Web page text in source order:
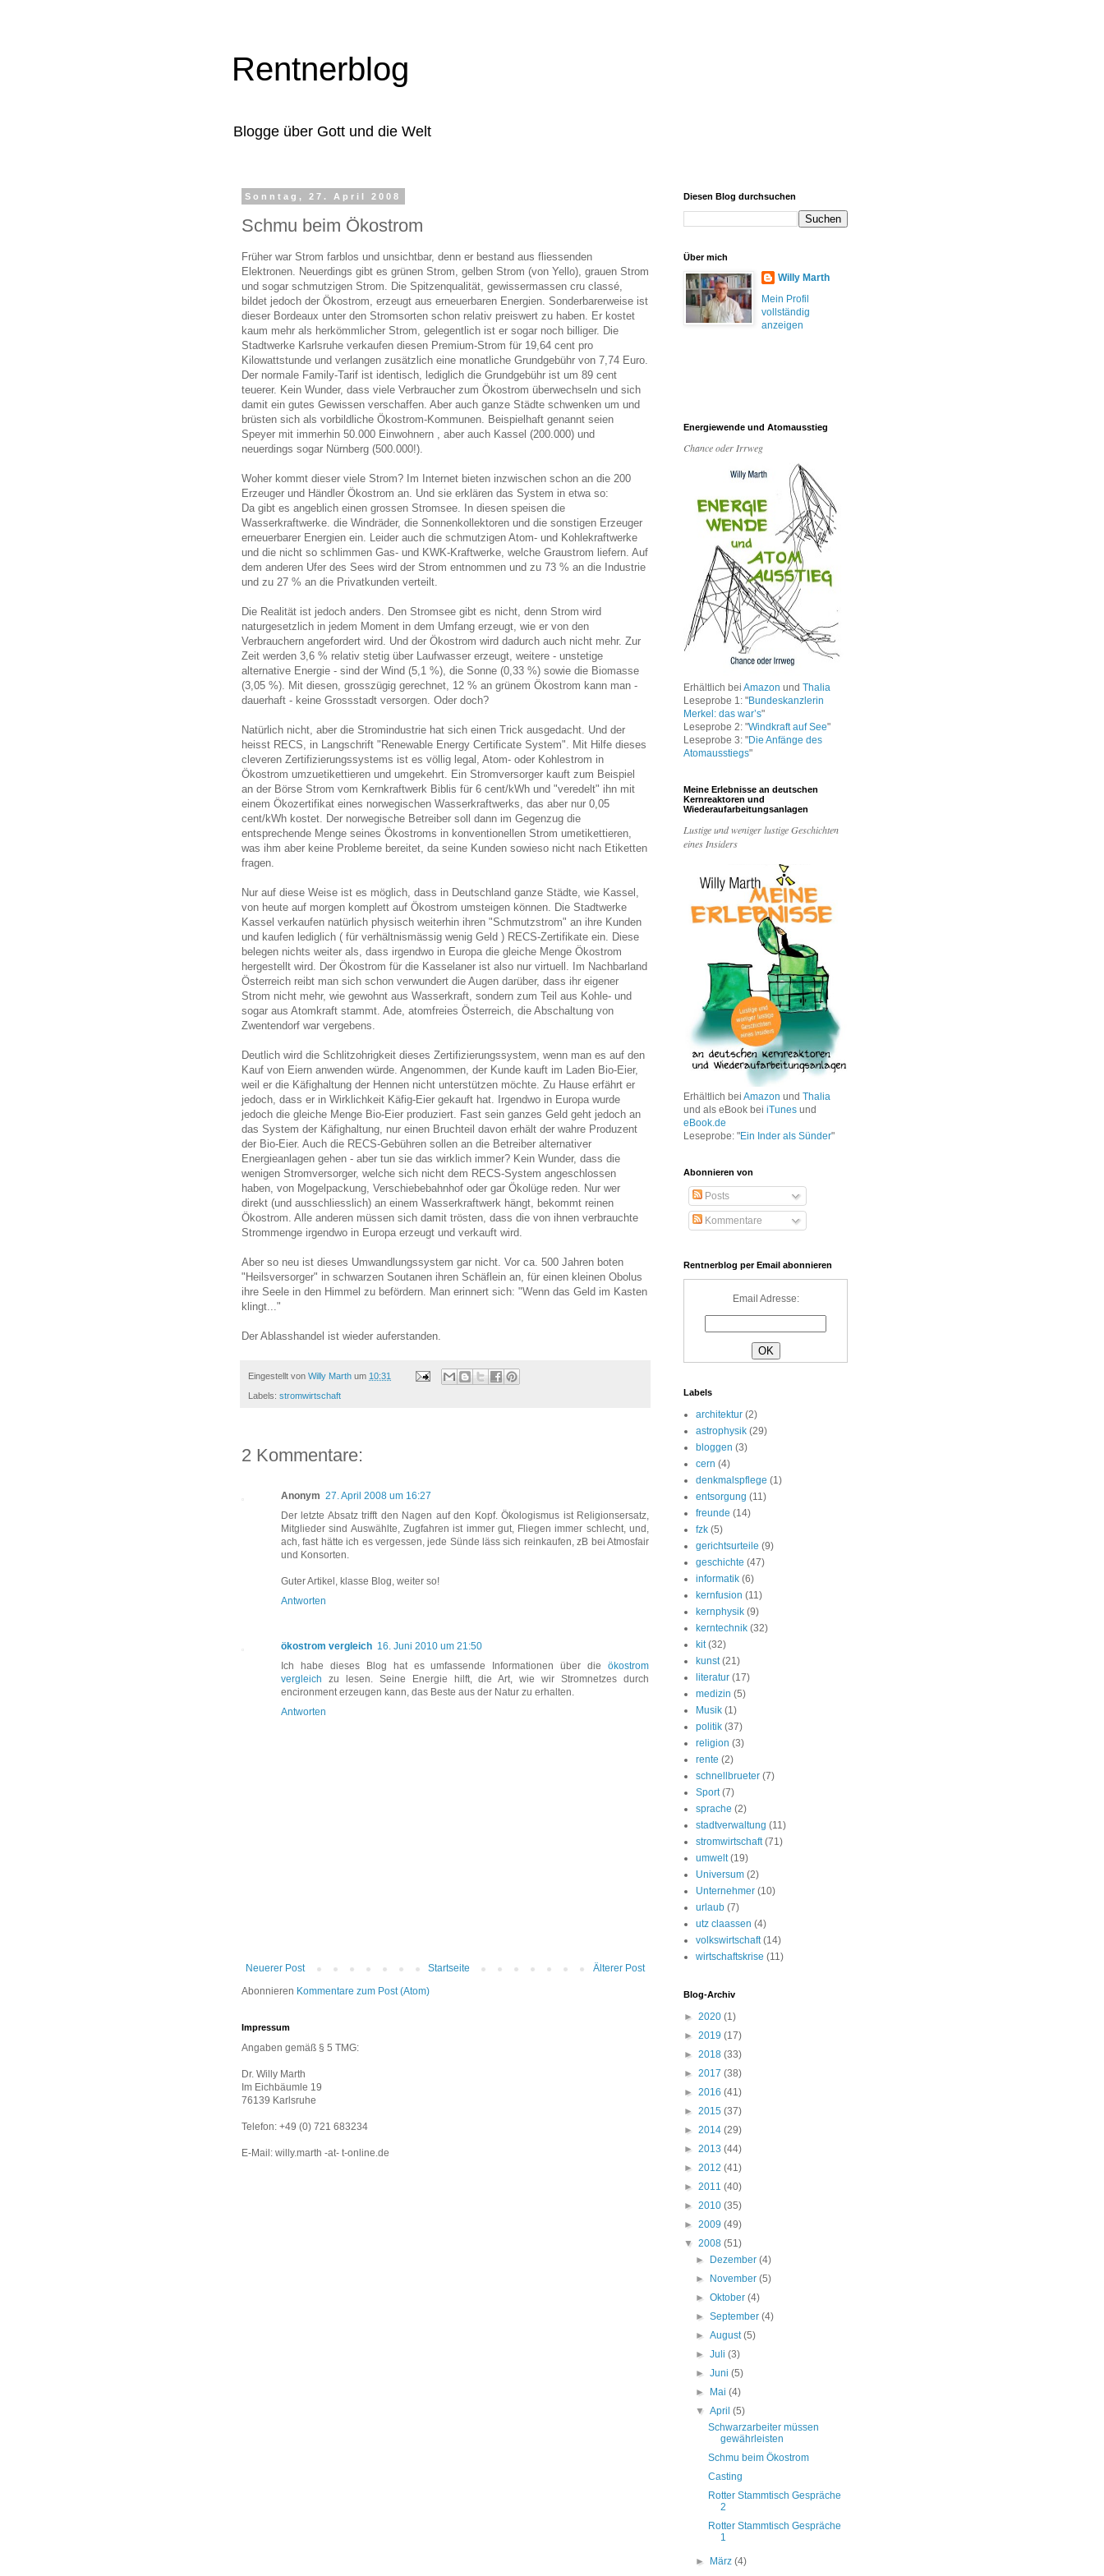
Rentnerblog
Blogge über Gott und die Welt
Sonntag, 27. April 2008
Schmu beim Ökostrom
Früher war Strom farblos und unsichtbar, denn er bestand aus fliessenden
Elektronen. Neuerdings gibt es grünen Strom, gelben Strom (von Yello), grauen Strom
und sogar schmutzigen Strom. Die Spitzenqualität, gewissermassen cru classé,
bildet jedoch der Ökostrom, erzeugt aus erneuerbaren Energien. Sonderbarerweise ist
dieser Bordeaux unter den Stromsorten schon relativ preiswert zu haben. Er kostet
kaum mehr als herkömmlicher Strom, gelegentlich ist er sogar noch billiger. Die
Stadtwerke Karlsruhe verkaufen diesen Premium-Strom für 19,64 cent pro
Kilowattstunde und verlangen zusätzlich eine monatliche Grundgebühr von 7,74 Euro.
Der normale Family-Tarif ist identisch, lediglich die Grundgebühr ist um 89 cent
teuerer. Kein Wunder, dass viele Verbraucher zum Ökostrom überwechseln und sich
damit ein gutes Gewissen verschaffen. Aber auch ganze Städte schwenken um und
brüsten sich als vorbildliche Ökostrom-Kommunen. Beispielhaft genannt seien
Speyer mit immerhin 50.000 Einwohnern , aber auch Kassel (200.000) und
neuerdings sogar Nürnberg (500.000!).
Woher kommt dieser viele Strom? Im Internet bieten inzwischen schon an die 200
Erzeuger und Händler Ökostrom an. Und sie erklären das System in etwa so:
Da gibt es angeblich einen grossen Stromsee. In diesen speisen die
Wasserkraftwerke. die Windräder, die Sonnenkollektoren und die sonstigen Erzeuger
erneuerbarer Energien ein. Leider auch die schmutzigen Atom- und Kohlekraftwerke
und die nicht so schlimmen Gas- und KWK-Kraftwerke, welche Graustrom liefern. Auf
dem anderen Ufer des Sees wird der Strom entnommen und zu 73 % an die Industrie
und zu 27 % an die Privatkunden verteilt.
Die Realität ist jedoch anders. Den Stromsee gibt es nicht, denn Strom wird
naturgesetzlich in jedem Moment in dem Umfang erzeugt, wie er von den
Verbrauchern angefordert wird. Und der Ökostrom wird dadurch auch nicht mehr. Zur
Zeit werden 3,6 % relativ stetig über Laufwasser erzeugt, weitere - unstetige
alternative Energie - sind der Wind (5,1 %), die Sonne (0,33 %) sowie die Biomasse
(3,05 %). Mit diesen, grosszügig gerechnet, 12 % an grünem Ökostrom kann man -
dauerhaft - keine Grossstadt versorgen. Oder doch?
Natürlich nicht, aber die Stromindustrie hat sich einen Trick ausgedacht. Und der
heisst RECS, in Langschrift "Renewable Energy Certificate System". Mit Hilfe dieses
cleveren Zertifizierungssystems ist es völlig legal, Atom- oder Kohlestrom in
Ökostrom umzuetikettieren und umgekehrt. Ein Stromversorger kauft zum Beispiel
an der Börse Strom vom Kernkraftwerk Biblis für 6 cent/kWh und "veredelt" ihn mit
einem Ökozertifikat eines norwegischen Wasserkraftwerks, das aber nur 0,05
cent/kWh kostet. Der norwegische Betreiber soll dann im Gegenzug die
entsprechende Menge seines Ökostroms in konventionellen Strom umetikettieren,
was ihm aber keine Probleme bereitet, da seine Kunden sowieso nicht nach Etiketten
fragen.
Nur auf diese Weise ist es möglich, dass in Deutschland ganze Städte, wie Kassel,
von heute auf morgen komplett auf Ökostrom umsteigen können. Die Stadtwerke
Kassel verkaufen natürlich physisch weiterhin ihren "Schmutzstrom" an ihre Kunden
und kaufen lediglich ( für verhältnismässig wenig Geld ) RECS-Zertifikate ein. Diese
belegen nichts weiter als, dass irgendwo in Europa die gleiche Menge Ökostrom
hergestellt wird. Der Ökostrom für die Kasselaner ist also nur virtuell. Im Nachbarland
Österreich reibt man sich schon verwundert die Augen darüber, dass ihr eigener
Strom nicht mehr, wie gewohnt aus Wasserkraft, sondern zum Teil aus Kohle- und
sogar aus Atomkraft stammt. Ade, atomfreies Österreich, die Abschaltung von
Zwentendorf war vergebens.
Deutlich wird die Schlitzohrigkeit dieses Zertifizierungssystem, wenn man es auf den
Kauf von Eiern anwenden würde. Angenommen, der Kunde kauft im Laden Bio-Eier,
weil er die Käfighaltung der Hennen nicht unterstützen möchte. Zu Hause erfährt er
jedoch, dass er in Wirklichkeit Käfig-Eier gekauft hat. Irgendwo in Europa wurde
jedoch die gleiche Menge Bio-Eier produziert. Fast sein ganzes Geld geht jedoch an
das System der Käfighaltung, nur einen Bruchteil davon erhält der wahre Produzent
der Bio-Eier. Auch die RECS-Gebühren sollen an die Betreiber alternativer
Energieanlagen gehen - aber tun sie das wirklich immer? Kein Wunder, dass die
wenigen Stromversorger, welche sich nicht dem RECS-System angeschlossen
haben, von Mogelpackung, Verschiebebahnhof oder gar Ökolüge reden. Nur wer
direkt (und ausschliesslich) an einem Wasserkraftwerk hängt, bekommt reinen
Ökostrom. Alle anderen müssen sich damit trösten, dass die von ihnen verbrauchte
Strommenge irgendwo in Europa erzeugt und verkauft wird.
Aber so neu ist dieses Umwandlungssystem gar nicht. Vor ca. 500 Jahren boten
"Heilsversorger" in schwarzen Soutanen ihren Schäflein an, für einen kleinen Obolus
ihre Seele in den Himmel zu befördern. Man erinnert sich: "Wenn das Geld im Kasten
klingt..."
Der Ablasshandel ist wieder auferstanden.
Eingestellt von Willy Marth um 10:31
Labels: stromwirtschaft
2 Kommentare:
Anonym 27. April 2008 um 16:27
Der letzte Absatz trifft den Nagen auf den Kopf. Ökologismus ist Religionsersatz,
Mitglieder sind Auswählte, Zugfahren ist immer gut, Fliegen immer schlecht, und,
ach, fast hätte ich es vergessen, jede Sünde läss sich reinkaufen, zB bei Atmosfair
und Konsorten.
Guter Artikel, klasse Blog, weiter so!
Antworten
ökostrom vergleich 16. Juni 2010 um 21:50
Ich habe dieses Blog hat es umfassende Informationen über die ökostrom
vergleich zu lesen. Seine Energie hilft, die Art, wie wir Stromnetzes durch
encironment erzeugen kann, das Beste aus der Natur zu erhalten.
Antworten
Neuerer Post Älterer Post
Startseite
Abonnieren Kommentare zum Post (Atom)
Impressum
Angaben gemäß § 5 TMG:
Dr. Willy Marth
Im Eichbäumle 19
76139 Karlsruhe
Telefon: +49 (0) 721 683234
E-Mail: willy.marth -at- t-online.de
Diesen Blog durchsuchen
Über mich
Willy Marth
Mein Profil
vollständig
anzeigen
Energiewende und Atomausstieg
Chance oder Irrweg
Erhältlich bei Amazon und Thalia
Leseprobe 1: "Bundeskanzlerin
Merkel: das war’s"
Leseprobe 2: "Windkraft auf See"
Leseprobe 3: "Die Anfänge des
Atomausstiegs"
Meine Erlebnisse an deutschen
Kernreaktoren und
Wiederaufarbeitungsanlagen
Lustige und weniger lustige Geschichten
eines Insiders
Erhältlich bei Amazon und Thalia
und als eBook bei iTunes und
eBook.de
Leseprobe: "Ein Inder als Sünder"
Abonnieren von
Posts
Kommentare
Rentnerblog per Email abonnieren
Email Adresse:
Labels
architektur (2)
astrophysik (29)
bloggen (3)
cern (4)
denkmalspflege (1)
entsorgung (11)
freunde (14)
fzk (5)
gerichtsurteile (9)
geschichte (47)
informatik (6)
kernfusion (11)
kernphysik (9)
kerntechnik (32)
kit (32)
kunst (21)
literatur (17)
medizin (5)
Musik (1)
politik (37)
religion (3)
rente (2)
schnellbrueter (7)
Sport (7)
sprache (2)
stadtverwaltung (11)
stromwirtschaft (71)
umwelt (19)
Universum (2)
Unternehmer (10)
urlaub (7)
utz claassen (4)
volkswirtschaft (14)
wirtschaftskrise (11)
Blog-Archiv
► 2020 (1)
► 2019 (17)
► 2018 (33)
► 2017 (38)
► 2016 (41)
► 2015 (37)
► 2014 (29)
► 2013 (44)
► 2012 (41)
► 2011 (40)
► 2010 (35)
► 2009 (49)
▼ 2008 (51)
►
Dezember(4)
►
November(5)
►Oktober(4)
►September(4)
►August(5)
►Juli(3)
►Juni(5)
►
Mai(4)
▼April(5)
Schwarzarbeiter müssen
gewährleisten
Schmu beim Ökostrom
Casting
Rotter Stammtisch Gespräche
2
Rotter Stammtisch Gespräche
1
► März(4)